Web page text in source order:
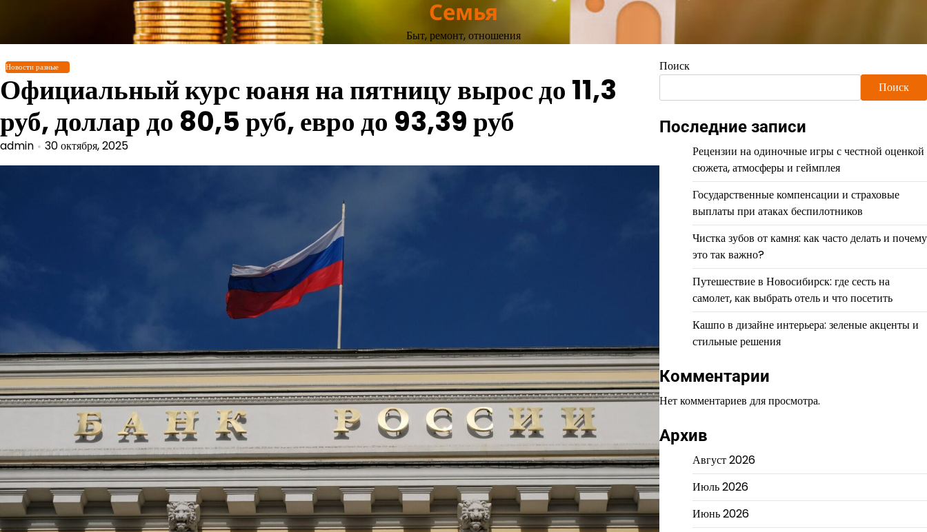
содержимому
Семья
Быт, ремонт, отношения
Новости разные
Официальный курс юаня на пятницу вырос до 11,3
руб, доллар до 80,5 руб, евро до 93,39 руб
admin 30 октября, 2025
Поиск
Поиск
Последние записи
Рецензии на одиночные игры с честной оценкой
сюжета, атмосферы и геймплея
Государственные компенсации и страховые
выплаты при атаках беспилотников
Чистка зубов от камня: как часто делать и почему
это так важно?
Путешествие в Новосибирск: где сесть на
самолет, как выбрать отель и что посетить
Кашпо в дизайне интерьера: зеленые акценты и
стильные решения
Комментарии
Нет комментариев для просмотра.
Архив
Август 2026
Июль 2026
Июнь 2026